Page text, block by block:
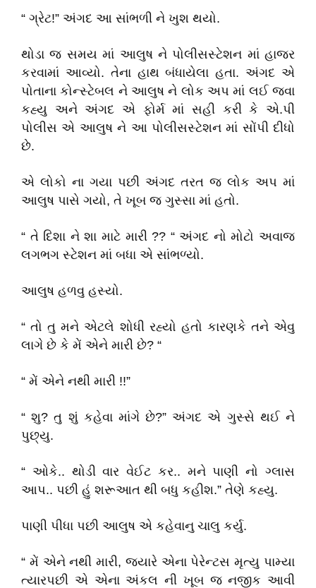
“ ગ્રેટ!” અંગદ આ સાંભળી ને ખુશ થયો.
થોડા જ સમય માં આલુષ ને પોલીસસ્ટેશન માં હાજર
કરવામાં આવ્યો. તેના હાથ બંધાયેલા હતા. અંગદ એ
પોતાના કોન્સ્ટેબલ ને આલુષ ને લોક અપ માં લઈ જવા
કહ્યુ અને અંગદ એ ફોર્મ માં સહી કરી કે એ.પી
પોલીસ એ આલુષ ને આ પોલીસસ્ટેશન માં સોંપી દીધો
છે.
એ લોકો ના ગયા પછી અંગદ તરત જ લોક અપ માં
આલુષ પાસે ગયો, તે ખૂબ જ ગુસ્સા માં હતો.
“ તે દિશા ને શા માટે મારી ?? “ અંગદ નો મોટો અવાજ
લગભગ સ્ટેશન માં બધા એ સાંભળ્યો.
આલુષ હળવુ હસ્યો.
“ તો તુ મને એટલે શોધી રહ્યો હતો કારણકે તને એવુ
લાગે છે કે મેં એને મારી છે? “
“ મેં એને નથી મારી !!”
“ શુ? તુ શું કહેવા માંગે છે?” અંગદ એ ગુસ્સે થઈ ને
પુછ્યુ.
“ ઓકે.. થોડી વાર વેઈટ કર.. મને પાણી નો ગ્લાસ
આપ.. પછી હું શરૂઆત થી બધુ કહીશ.” તેણે કહ્યુ.
પાણી પીધા પછી આલુષ એ કહેવાનુ ચાલુ કર્યુ.
“ મેં એને નથી મારી, જ્યારે એના પેરેન્ટસ મૃત્યુ પામ્યા
ત્યારપછી એ એના અંકલ ની ખૂબ જ નજીક આવી